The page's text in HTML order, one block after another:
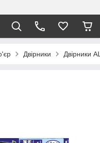
Двірники Двірники